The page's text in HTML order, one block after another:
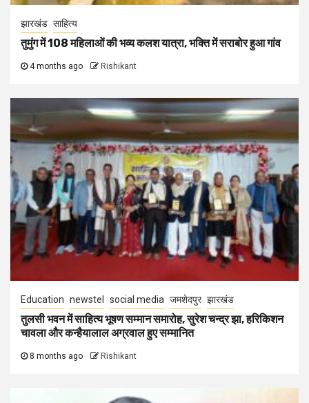
झारखंड साहित्य
तुमुंग में 108 महिलाओं की भव्य कलश यात्रा, भक्ति में सराबोर हुआ गांव
4 months ago Rishikant
Education newstel social media जमशेदपुर झारखंड
तुलसी भवन में साहित्य भूषण सम्मान समारोह, सुरेश चन्द्र झा, हरिकिशन
चावला और कन्हैयालाल अग्रवाल हुए सम्मानित
8 months ago Rishikant